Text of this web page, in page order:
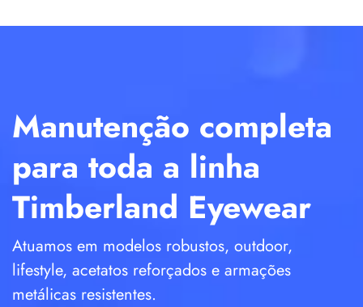
Manutenção completa
para toda a linha
Timberland Eyewear
Atuamos em modelos robustos, outdoor,
lifestyle, acetatos reforçados e armações
metálicas resistentes.